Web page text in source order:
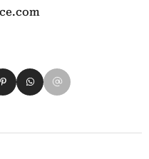
com
Xsu LinkedIn
su Pinterest
Condividi su WhatsApp
Condividi su Email